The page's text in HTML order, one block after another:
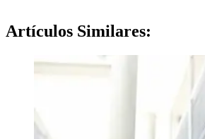
Artículos Similares: